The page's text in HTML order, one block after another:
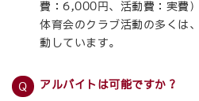
費：6,000円、活動費：実費）
体育会のクラブ活動の多くは
動しています。
アルバイトは可能ですか？